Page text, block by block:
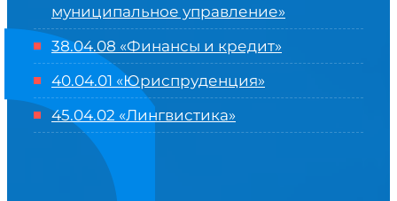
муниципальное управление»
38.04.08 «Финансы и кредит»
40.04.01 «Юриспруденция»
45.04.02 «Лингвистика»